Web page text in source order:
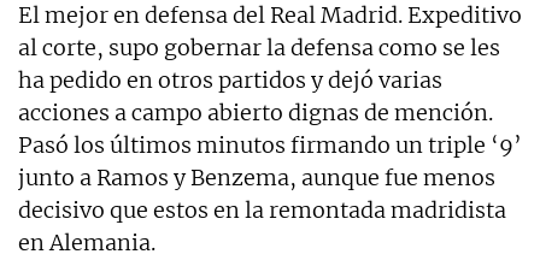
El mejor en defensa del Real Madrid. Expeditivo
al corte, supo gobernar la defensa como se les
ha pedido en otros partidos y dejó varias
acciones a campo abierto dignas de mención.
Pasó los últimos minutos firmando un triple ‘9’
junto a Ramos y Benzema, aunque fue menos
decisivo que estos en la remontada madridista
en Alemania.